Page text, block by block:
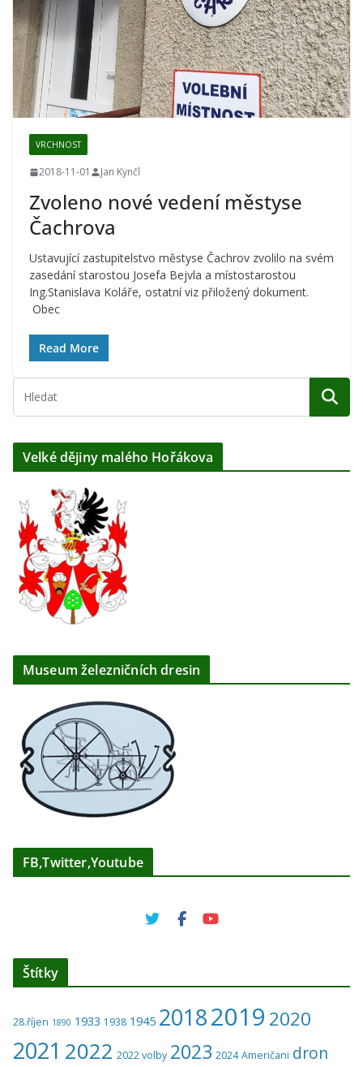
VRCHNOST
2018-11-01 Jan Kynčl
Zvoleno nové vedení městyse
Čachrova
Ustavující zastupitelstvo městyse Čachrov zvolilo na svém
zasedání starostou Josefa Bejvla a místostarostou
Ing.Stanislava Koláře, ostatní viz přiložený dokument.
Obec
Read More
Velké dějiny malého Hořákova
Museum železničních dresin
FB,Twitter,Youtube
Štítky
28.říjen 1890 1933 1938 1945 20182019 2020
2021 2022 2022 volby 2023 2024 Američani dron